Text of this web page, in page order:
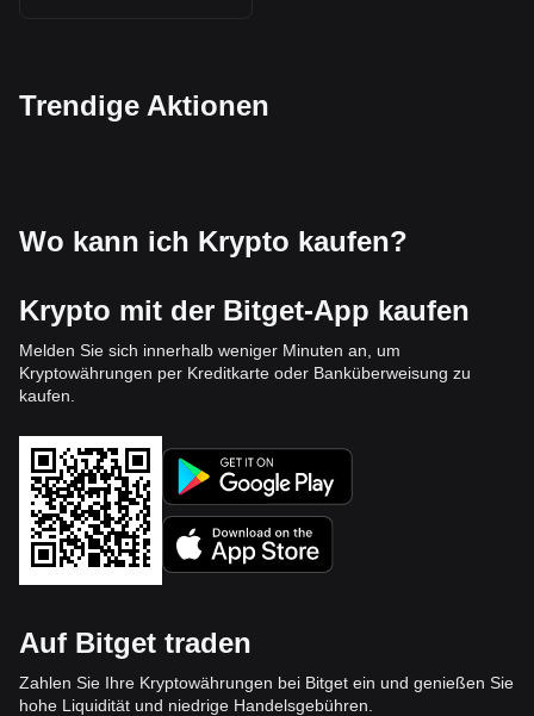
Trendige Aktionen
Wo kann ich Krypto kaufen?
Krypto mit der Bitget-App kaufen
Melden Sie sich innerhalb weniger Minuten an, um
Kryptowährungen per Kreditkarte oder Banküberweisung zu
kaufen.
Auf Bitget traden
Zahlen Sie Ihre Kryptowährungen bei Bitget ein und genießen Sie
hohe Liquidität und niedrige Handelsgebühren.